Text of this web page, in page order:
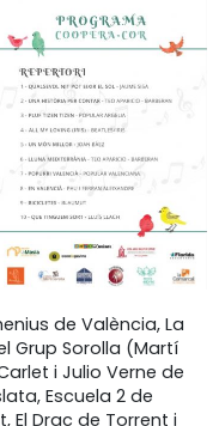
de València, La
Grup Sorolla (Martí
i Julio Verne de
Escuela 2 de
El Drac de Torrent i